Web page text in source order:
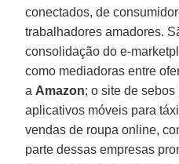
conectados, de
trabalhadores amadores.
consolidação do e-
como mediadoras entre
a Amazon; o site de sebos
aplicativos móveis para
vendas de roupa online,
parte dessas empresas